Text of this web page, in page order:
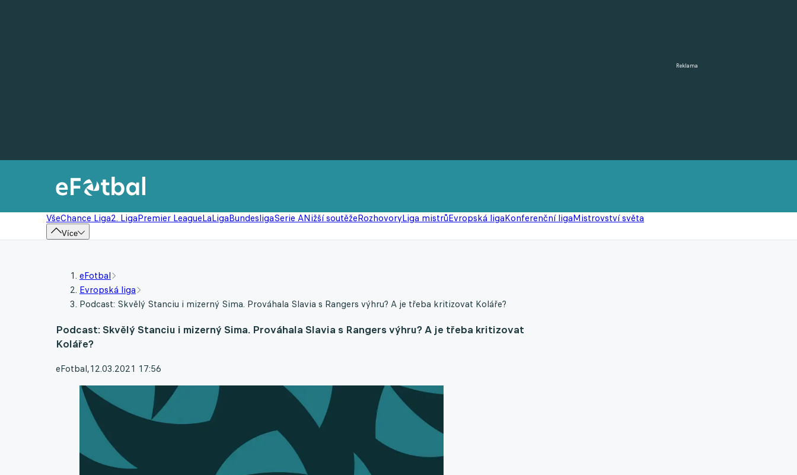
Reklama
VšeChance Liga2. LigaPremier LeagueLaLigaBundesligaSerie ANižší soutěžeRozhovoryLiga mistrůEvropská ligaKonferenční ligaMistrovství světa
Více
eFotbal
Evropská liga
Podcast: Skvělý Stanciu i mizerný Sima. Prováhala Slavia s Rangers výhru? A je třeba kritizovat Koláře?
Podcast: Skvělý Stanciu i mizerný Sima. Prováhala Slavia s Rangers výhru? A je třeba kritizovat
Koláře?
eFotbal,12.03.2021 17:56